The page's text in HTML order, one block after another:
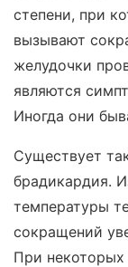
степени, при
вызывают
желудочки
являются
Иногда они
Существует
брадикардия.
температуры
сокращений
При некоторых